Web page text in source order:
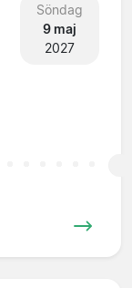
Söndag
9 maj
2027